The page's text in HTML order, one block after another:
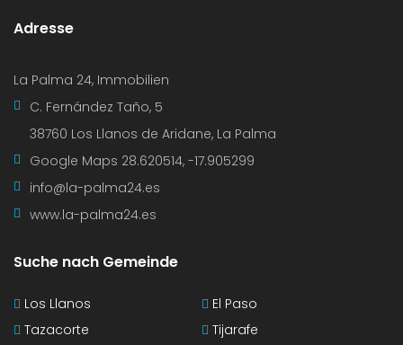
Adresse
La Palma 24, Immobilien
C. Fernández Taño, 5
38760 Los Llanos de Aridane, La Palma
Google Maps 28.620514, -17.905299
info@la-palma24.es
www.la-palma24.es
Suche nach Gemeinde
Los Llanos
El Paso
Tazacorte
Tijarafe